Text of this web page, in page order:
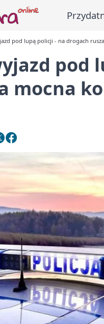
pod lupą policji - na drogach
pod
mocna